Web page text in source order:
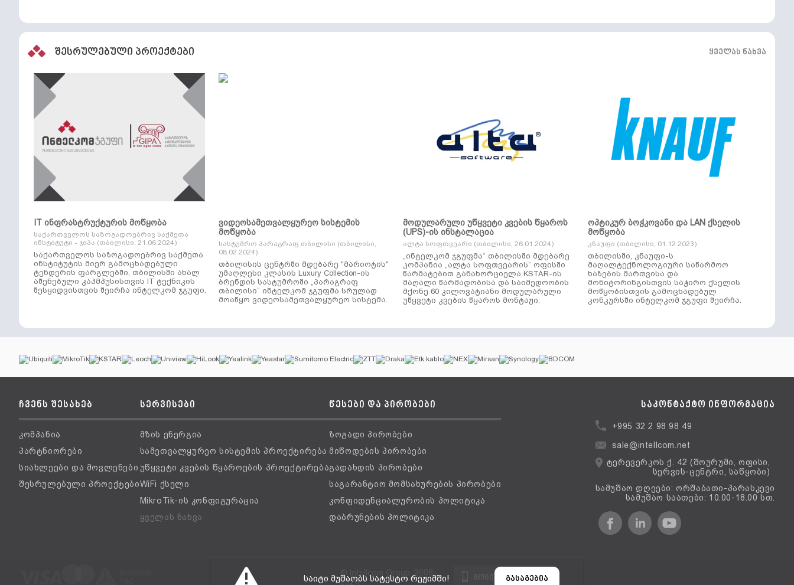
შესრულებული პროექტები ყველას ნახვა
IT ინფრასტრუქტურის მოწყობა
საქართველოს საზოგადოებრივ საქმეთა
ინსტიტუტი - ჯიპა (თბილისი, 21.06.2024)
საქართველოს საზოგადოებრივ საქმეთა
ინსტიტუტის მიერ გამოცხადებული
ტენდერის ფარგლებში, თბილისში ახალ
აშენებული კაპმპუსისთვის IT ტექნიკის
შესყიდვისთვის შეირჩა ინტელკომ ჯგუფი.
ვიდეოსამეთვალყურეო სისტემის
მოწყობა
სასტუმრო პარაგრაფ თბილისი (თბილისი,
08.02.2024)
თბილისის ცენტრში მდებარე "მარიოტის"
უმაღლესი კლასის Luxury Collection-ის
ბრენდის სასტუმროში „პარაგრაფ
თბილისი“ ინტელკომ ჯგუფმა სრულად
მოაწყო ვიდეოსამეთვალყურეო სისტემა.
მოდულარული უწყვეტი კვების წყაროს
(UPS)-ის ინსტალაცია
ალტა სოფთვეარი (თბილისი, 26.01.2024)
„ინტელკომ ჯგუფმა“ თბილისში მდებარე
კომპანია „ალტა სოფთვეარის“ ოფისში
წარმატებით განახორციელა KSTAR-ის
მაღალი წარმადობისა და საიმედოობის
მქონე 60 კილოვატიანი მოდულარული
უწყვეტი კვების წყაროს მონტაჟი.
ოპტიკურ ბოჭკოვანი და LAN ქსელის
მოწყობა
კნაუფი (თბილისი, 01.12.2023)
თბილისში, კნაუფი-ს
მაღალტექნოლოგიური საწარმოო
ხაზების მართვისა და
მონიტორინგისთვის საჭირო ქსელის
მოწყობისთვის გამოცხადებულ
კონკურსში ინტელკომ ჯგუფი შეირჩა.
ჩვენს შესახებ
კომპანია
პარტნიორები
სიახლეები და მოვლენები
შესრულებული პროექტები
სერვისები
მზის ენერგია
სამეთვალყურეო სისტემის პროექტირება
უწყვეტი კვების წყაროების პროექტირება
WiFi ქსელი
MikroTik-ის კონფიგურაცია
ყველას ნახვა
წესები და პირობები
ზოგადი პირობები
მიწოდების პირობები
გადახდის პირობები
საგარანტიო მომსახურების პირობები
კონფიდენციალურობის პოლიტიკა
დაბრუნების პოლიტიკა
საკონტაქტო ინფორმაცია
+995 32 2 98 98 49
sale@intellcom.net
ტერევერკოს ქ. 42 (შოურუმი, ოფისი,
სერვის-ცენტრი, საწყობი)
სამუშაო დღეები: ორშაბათი-პარასკევი
სამუშაო საათები: 10.00-18.00 სთ.
2024
მობილური ვერსია
საიტი მუშაობს სატესტო რეჟიმში! გასაგებია